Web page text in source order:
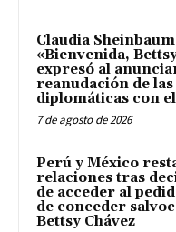
Claudia
«Bienvenida,
expresó al
reanudación de
diplomáticas con
7 de agosto de 2026
Perú y México
relaciones tras
de acceder al
de conceder
Bettsy Chávez